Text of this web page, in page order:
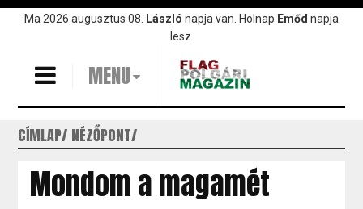
UgrásMa 2026 augusztus 08. László napja van. Holnap Emőd napja
lesz.
MENU
CÍMLAP NÉZŐPONT
Mondom a magamét